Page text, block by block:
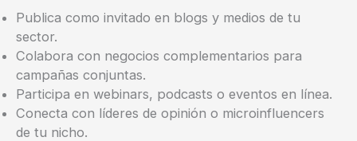
Publica como invitado en blogs y medios de tu
sector.
Colabora con negocios complementarios para
campañas conjuntas.
Participa en webinars, podcasts o eventos en línea.
Conecta con líderes de opinión o microinfluencers
de tu nicho.